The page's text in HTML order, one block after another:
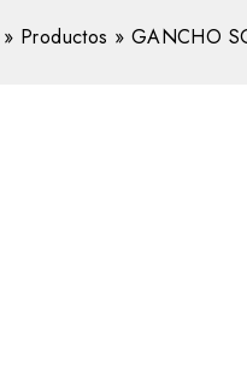
» Productos » GANCHO